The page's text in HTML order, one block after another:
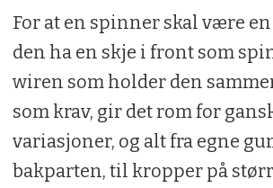
For at en spinner skal være
den ha en skje i front som
wiren som holder den
som krav, gir det rom for
variasjoner, og alt fra egne
bakparten, til kropper på